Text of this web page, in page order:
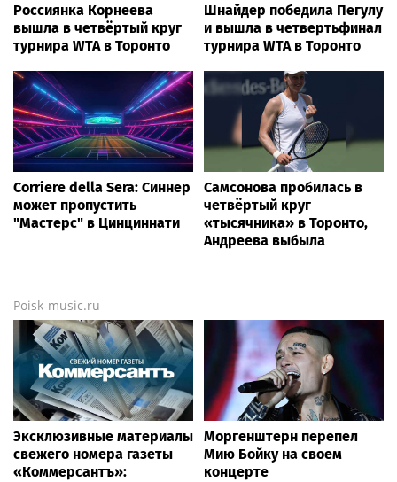
Россиянка Корнеева
вышла в четвёртый круг
турнира WTA в Торонто
Шнайдер победила Пегулу
и вышла в четвертьфинал
турнира WTA в Торонто
Corriere della Sera: Синнер
может пропустить
"Мастерс" в Цинциннати
Самсонова пробилась в
четвёртый круг
«тысячника» в Торонто,
Андреева выбыла
Poisk-music.ru
Эксклюзивные материалы
свежего номера газеты
«Коммерсантъ»:
Моргенштерн перепел
Мию Бойку на своем
концерте